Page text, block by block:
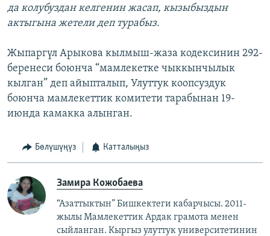
да колубуздан келгенин жасап, кызыбыздын
актыгына жетели деп турабыз.
Жыпаргүл Арыкова кылмыш-жаза кодексинин 292-
беренеси боюнча “мамлекетке чыккынчылык
кылган” деп айыпталып, Улуттук коопсуздук
боюнча мамлекеттик комитети тарабынан 19-
июнда камакка алынган.
Бөлүшүңүз Катталыңыз
Замира Кожобаева
“Азаттыктын” Бишкектеги кабарчысы. 2011-
жылы Мамлекеттик Ардак грамота менен
сыйланган. Кыргыз улуттук университетинин